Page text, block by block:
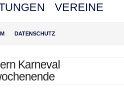
VEREINE
DATENSCHUTZ
Karneval